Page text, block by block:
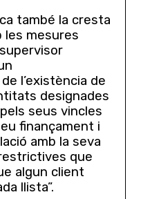
també la cresta
les mesures
l’existència de
designades
seus vincles
finançament i
amb la seva
que
algun client
llista”.